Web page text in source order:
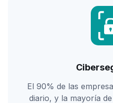
El 90% de las
diario, y la mayoría